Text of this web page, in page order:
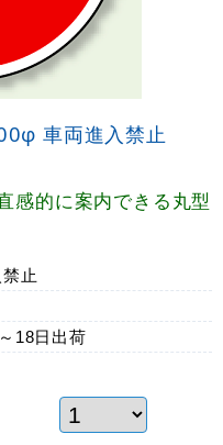
車両進入禁止
感的に案内できる丸型
止
18日 出荷